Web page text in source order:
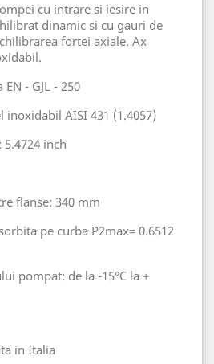
cu intrare si iesire in
dinamic si cu gauri de
fortei axiale. Ax
- GJL - 250
AISI 431 (1.4057)
inch
flanse: 340 mm
pe curba P2max= 0.6512
pompat: de la -15°C la +
in Italia